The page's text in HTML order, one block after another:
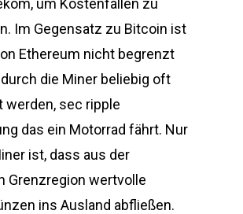
um Kostenfallen zu
Im Gegensatz zu Bitcoin ist
Ethereum nicht begrenzt
die Miner beliebig oft
werden, sec ripple
das ein Motorrad fährt. Nur
ist, dass aus der
Grenzregion wertvolle
ins Ausland abfließen.